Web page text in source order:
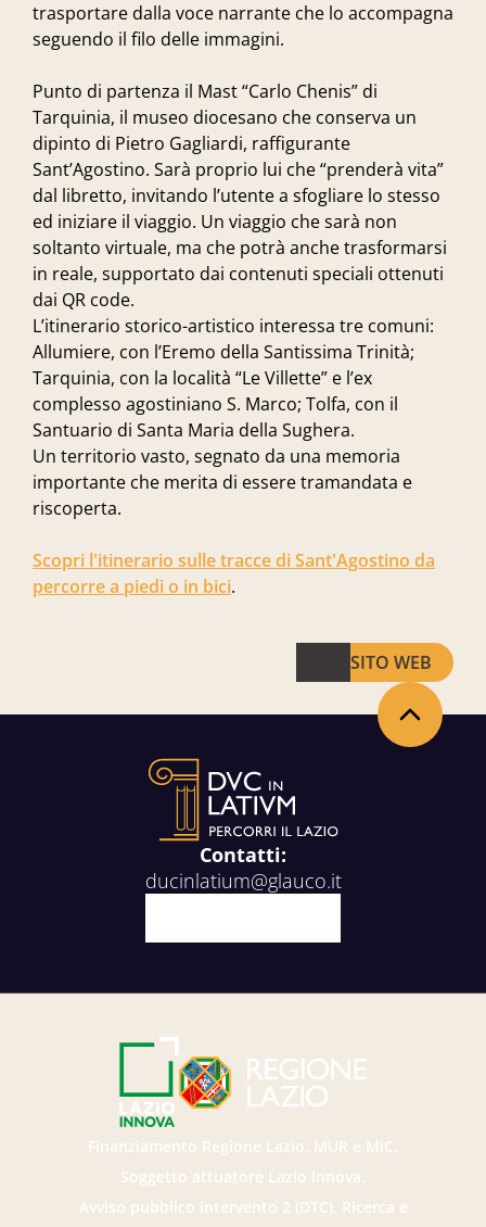
trasportare dalla voce narrante che lo accompagna
seguendo il filo delle immagini.
Punto di partenza il Mast “Carlo Chenis” di
Tarquinia, il museo diocesano che conserva un
dipinto di Pietro Gagliardi, raffigurante
Sant’Agostino. Sarà proprio lui che “prenderà vita”
dal libretto, invitando l’utente a sfogliare lo stesso
ed iniziare il viaggio. Un viaggio che sarà non
soltanto virtuale, ma che potrà anche trasformarsi
in reale, supportato dai contenuti speciali ottenuti
dai QR code.
L’itinerario storico-artistico interessa tre comuni:
Allumiere, con l’Eremo della Santissima Trinità;
Tarquinia, con la località “Le Villette” e l’ex
complesso agostiniano S. Marco; Tolfa, con il
Santuario di Santa Maria della Sughera.
Un territorio vasto, segnato da una memoria
importante che merita di essere tramandata e
riscoperta.
Scopri l'itinerario sulle tracce di Sant'Agostino da
percorre a piedi o in bici.
SITO WEB
Contatti:
ducinlatium@glauco.it
Finanziamento Regione Lazio, MUR e MiC.
Soggetto attuatore Lazio Innova.
Avviso pubblico intervento 2 (DTC). Ricerca e
Torna in alto